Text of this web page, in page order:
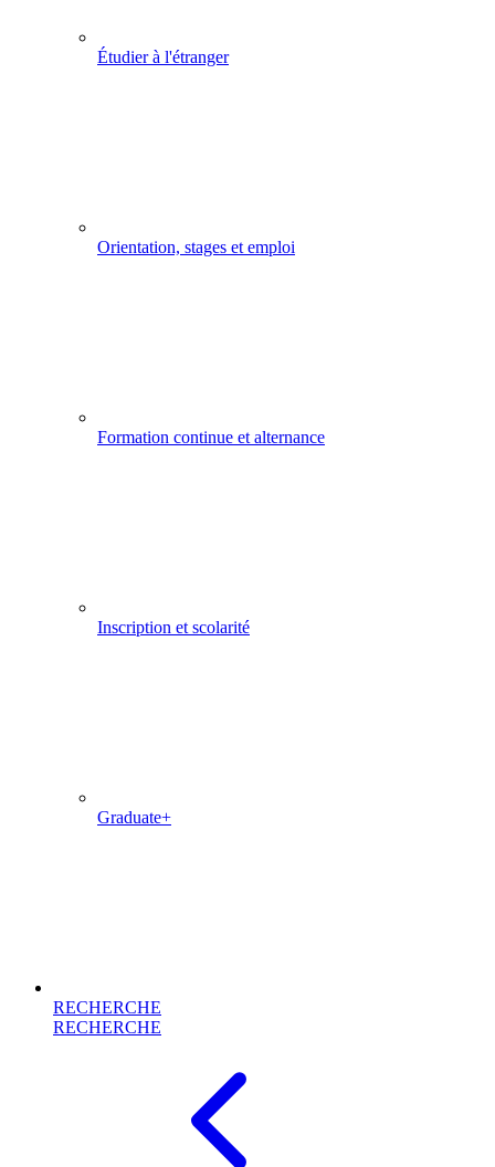
Étudier à l'étranger
Orientation, stages et emploi
Formation continue et alternance
Inscription et scolarité
Graduate+
RECHERCHE
RECHERCHE